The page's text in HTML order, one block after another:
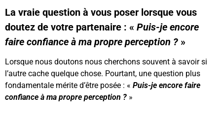
La vraie question à vous poser lorsque vous
doutez de votre partenaire : « Puis-je encore
faire confiance à ma propre perception ? »
Lorsque nous doutons nous cherchons souvent à savoir si
l’autre cache quelque chose. Pourtant, une question plus
fondamentale mérite d’être posée : « Puis-je encore faire
confiance à ma propre perception ? »